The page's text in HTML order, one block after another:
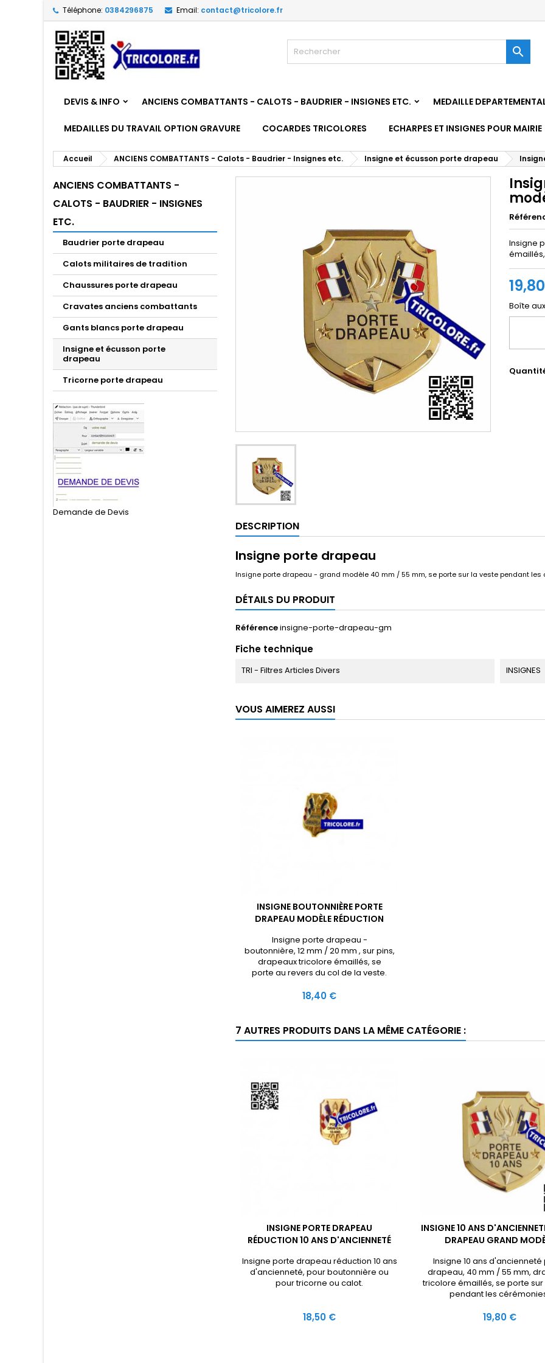
Téléphone: 0384296875 Email: contact@tricolore.fr

DEVIS & INFO ANCIENS COMBATTANTS - CALOTS - BAUDRIER - INSIGNES ETC. MEDAILLE
MEDAILLES DU TRAVAIL OPTION GRAVURE COCARDES TRICOLORES ECHARPES ET INSIGNES POUR MAIRIE
Accueil ANCIENS COMBATTANTS - Calots - Baudrier - Insignes etc. Insigne et écusson porte drapeau
ANCIENS COMBATTANTS -
CALOTS - BAUDRIER - INSIGNES
ETC.
Baudrier porte drapeau
Calots militaires de tradition
Chaussures porte drapeau
Cravates anciens combattants
Gants blancs porte drapeau
Insigne et écusson porte
drapeau
Tricorne porte drapeau
Demande de Devis
Insigne
Boîte
DESCRIPTION
Insigne porte drapeau
Insigne porte drapeau - grand modèle 40 mm / 55 mm, se porte sur la veste pendant les
DÉTAILS DU PRODUIT
Référenceinsigne-porte-drapeau-gm
Fiche technique
TRI - Filtres Articles Divers INSIGNES
VOUS AIMEREZ AUSSI
INSIGNE BOUTONNIÈRE PORTE
DRAPEAU MODÈLE RÉDUCTION
Insigne porte drapeau -
boutonnière, 12 mm / 20 mm , sur pins,
drapeaux tricolore émaillés, se
porte au revers du col de la veste.
Prix
18,40 €
7 AUTRES PRODUITS DANS LA MÊME CATÉGORIE :
INSIGNE PORTE DRAPEAU
RÉDUCTION 10 ANS D'ANCIENNETÉ
Insigne porte drapeau réduction 10 ans
d'ancienneté, pour boutonnière ou
pour tricorne ou calot.
Prix
18,50 €
INSIGNE 10 ANS
DRAPEAU GRAND
Insigne 10 ans
drapeau, 40 mm / 55 mm,
tricolore émaillés, se porte
pendant les
Prix
19,80 €